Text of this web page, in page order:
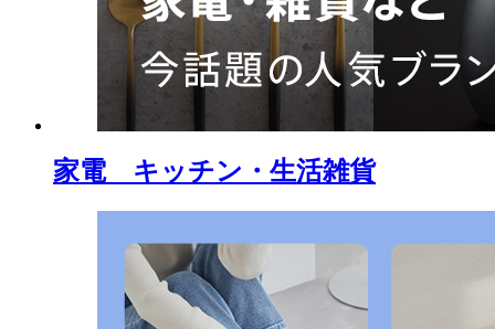
家電 キッチン・生活雑貨